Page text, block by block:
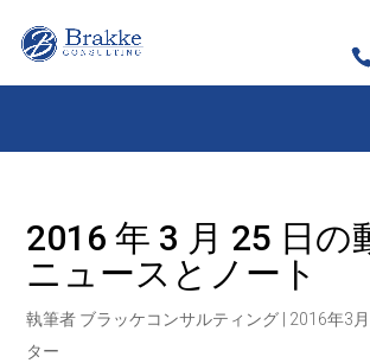
2016 年 3 月 25 日の
ニュースとノート
執筆者 ブラッケコンサルティング 2016年3
ター